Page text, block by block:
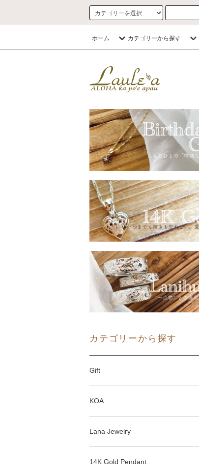
ホーム カテゴリーから探す
カテゴリーから探す
Gift
KOA
Lana Jewelry
14K Gold Pendant